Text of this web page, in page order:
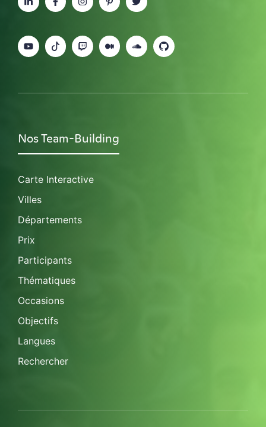
Nos Team-Building
Carte Interactive
Villes
Départements
Prix
Participants
Thématiques
Occasions
Objectifs
Langues
Rechercher